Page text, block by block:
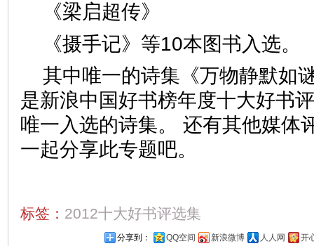
《梁启超传》
《摄手记》等10本图书入选。
其中唯一的诗集《万物静默如
是新浪中国好书榜年度十大好书
唯一入选的诗集。 还有其他媒体
一起分享此专题吧。
标签： 2012十大好书评选集
分享到： QQ空间 新浪微博 人人网 开